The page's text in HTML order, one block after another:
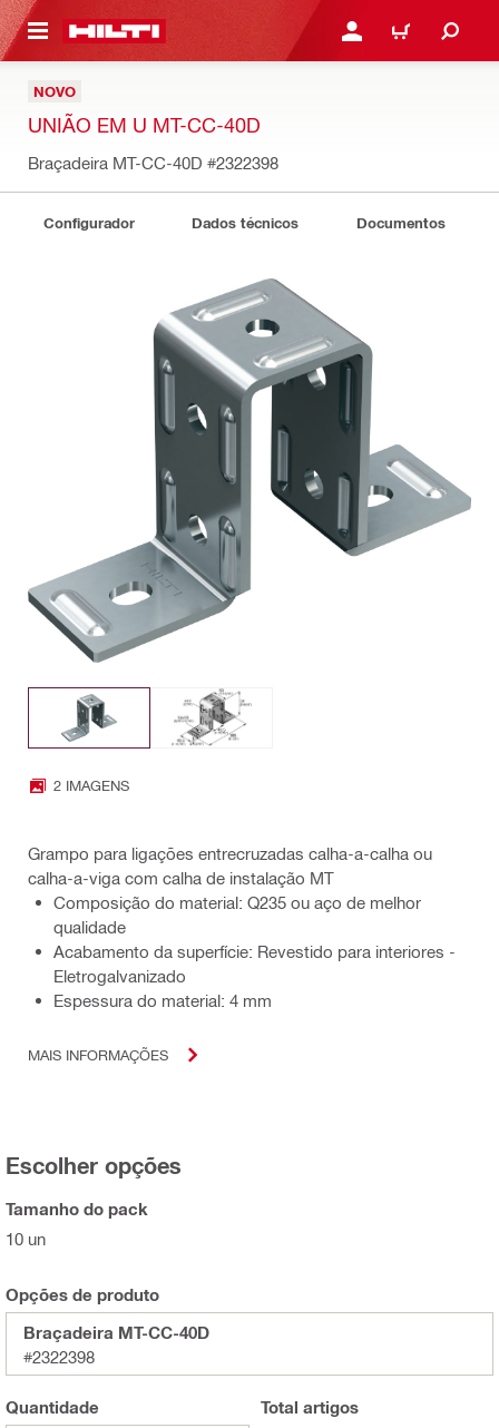
CONTENT ENTRAR OU REGISTAR
CARRINHO
NOVO
UNIÃO EM U MT-CC-40D
Braçadeira MT-CC-40D #2322398
Configurador Dados técnicos Documentos
2 IMAGENS
Grampo para ligações entrecruzadas calha-a-calha ou
calha-a-viga com calha de instalação MT
Composição do material: Q235 ou aço de melhor
qualidade
Acabamento da superfície: Revestido para interiores -
Eletrogalvanizado
Espessura do material: 4 mm
MAIS INFORMAÇÕES
Escolher opções
Tamanho do pack
10 un
Opções de produto
Braçadeira MT-CC-40D
#2322398
Quantidade Total artigos